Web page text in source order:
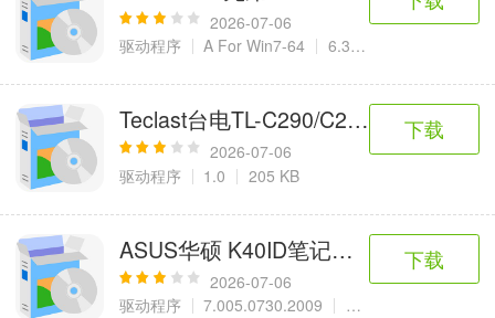
2026-07-06
驱动程序
A For Win7-64 6.32 MB
Teclast台电TL-C290/C260VE MP3播
2026-07-06
驱动程序
1.0 205 KB
下载
ASUS华硕 K40ID笔记本 Realtek 网络
2026-07-06
驱动程序
7.005.0730.2009 5.23 MB
下载